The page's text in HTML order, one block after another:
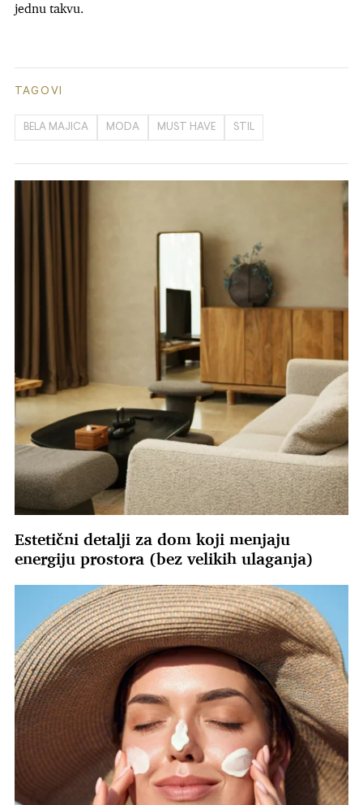
jednu takvu.
TAGOVI
BELA MAJICA MODA MUST HAVE STIL
Estetični detalji za dom koji menjaju
energiju prostora (bez velikih ulaganja)